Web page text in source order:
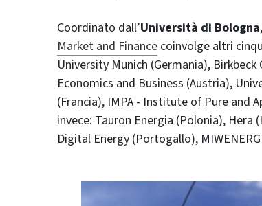
Coordinato dall’Università di Bologna
Market and Finance coinvolge altri
University Munich (Germania),
Economics and Business (Austria),
(Francia), IMPA - Institute of Pure and
invece: Tauron Energia (Polonia),
Digital Energy (Portogallo),